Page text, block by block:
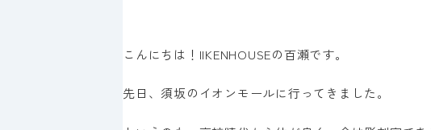
こんにちは！IIKENHOUSEの百瀬です。
先日、須坂のイオンモールに行ってきました。